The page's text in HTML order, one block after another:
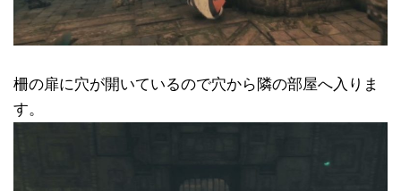
柵の扉に穴が開いているので穴から隣の部屋へ入りま
す。